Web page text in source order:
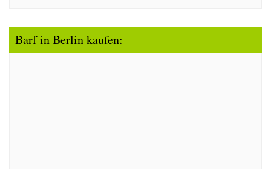
Barf in Berlin kaufen: